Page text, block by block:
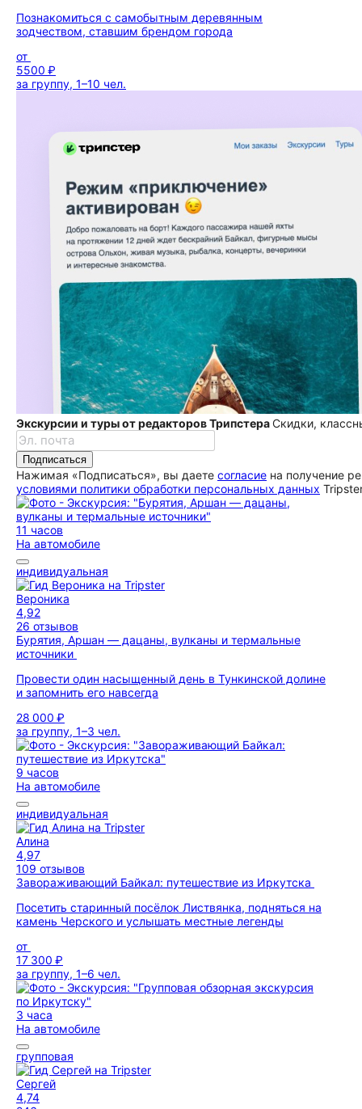
Познакомиться с самобытным деревянным
зодчеством, ставшим брендом города
от
5500 ₽
за группу, 1–10 чел.
Экскурсии и туры от редакторов ТрипстераСкидки,
Подписаться
Нажимая «Подписаться», вы даете согласие на получение
условиями политики обработки персональных данных
11 часов
На автомобиле
индивидуальная
Вероника
4,92
26 отзывов
Бурятия, Аршан — дацаны, вулканы и термальные
источники
Провести один насыщенный день в Тункинской долине
и запомнить его навсегда
28 000 ₽
за группу, 1–3 чел.
9 часов
На автомобиле
индивидуальная
Алина
4,97
109 отзывов
Завораживающий Байкал: путешествие из Иркутска
Посетить старинный посёлок Листвянка, подняться на
камень Черского и услышать местные легенды
от
17 300 ₽
за группу, 1–6 чел.
3 часа
На автомобиле
групповая
Сергей
4,74